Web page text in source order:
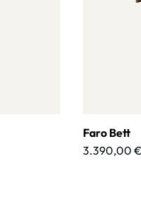
Faro Bett
3.390,00 €*